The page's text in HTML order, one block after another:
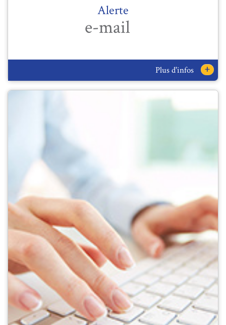
Alerte
e-mail
Plus d'infos +